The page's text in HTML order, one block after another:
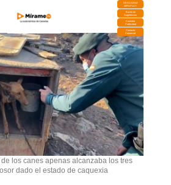
DESCARGA
MIRAPLAY
Buzón de
Sugerencias
Contratar
Publicidad
Contacto
Comercial
los canes apenas alcanzaba los tres
dado el estado de caquexia